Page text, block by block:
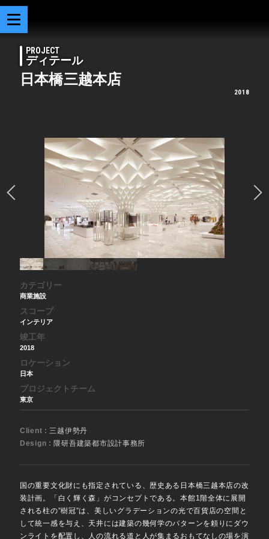
PROJECT
ディテール
日本橋三越本店
2018
カテゴリー
商業施設
スコープ
インテリア
竣工年
2018
ロケーション
日本
プロジェクトチーム
東京
Client :三越伊勢丹
Design : 隈研吾建築都市設計事務所
国の重要文化財にも指定されている、歴史ある日本橋三越本店の改
装計画。「白く輝く森」がコンセプトである。本館1階全体に展開
される柱の”樹冠”は、美しいグラデーションの光で百貨店の空間と
して統一感を与え、天井には建築の幾何学のパターンを頼りにダウ
ンライトを配置し、人の流れる道と人が集まるおもてなしの場を演